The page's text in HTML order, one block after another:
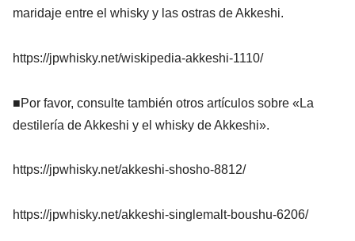
maridaje entre el whisky y las ostras de Akkeshi.
https://jpwhisky.net/wiskipedia-akkeshi-1110/
■Por favor, consulte también otros artículos sobre «La
destilería de Akkeshi y el whisky de Akkeshi».
https://jpwhisky.net/akkeshi-shosho-8812/
https://jpwhisky.net/akkeshi-singlemalt-boushu-6206/